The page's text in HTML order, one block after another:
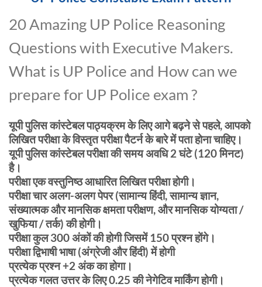
20 Amazing UP Police Reasoning
Questions with Executive Makers.
What is UP Police and How can we
prepare for UP Police exam ?
यूपी पुलिस कांस्टेबल पाठ्यक्रम के लिए आगे बढ़ने से पहले, आपको
लिखित परीक्षा के विस्तृत परीक्षा पैटर्न के बारे में पता होना चाहिए।
यूपी पुलिस कांस्टेबल परीक्षा की समय अवधि 2 घंटे (120 मिनट)
है।
परीक्षा एक वस्तुनिष्ठ आधारित लिखित परीक्षा होगी।
परीक्षा चार अलग-अलग पेपर (सामान्य हिंदी, सामान्य ज्ञान,
संख्यात्मक और मानसिक क्षमता परीक्षण, और मानसिक योग्यता /
खुफिया / तर्क) की होगी।
परीक्षा कुल 300 अंकों की होगी जिसमें 150 प्रश्न होंगे।
परीक्षा द्विभाषी भाषा (अंग्रेजी और हिंदी) में होगी
प्रत्येक प्रश्न +2 अंक का होगा।
प्रत्येक गलत उत्तर के लिए 0.25 की नेगेटिव मार्किंग होगी।